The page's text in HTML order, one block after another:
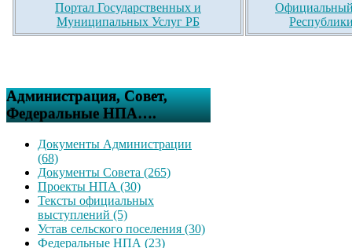
Портал Государственных и
Муниципальных Услуг РБ
Официальный
Администрация, Совет,
Федеральные НПА….
Документы Администрации
(68)
Документы Совета (265)
Проекты НПА (30)
Тексты официальных
выступлений (5)
Устав сельского поселения (30)
Федеральные НПА (23)